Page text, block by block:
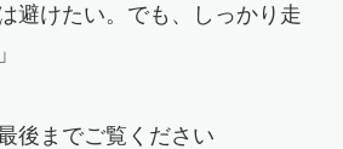
避けたい。でも、しっかり走
後までご覧ください